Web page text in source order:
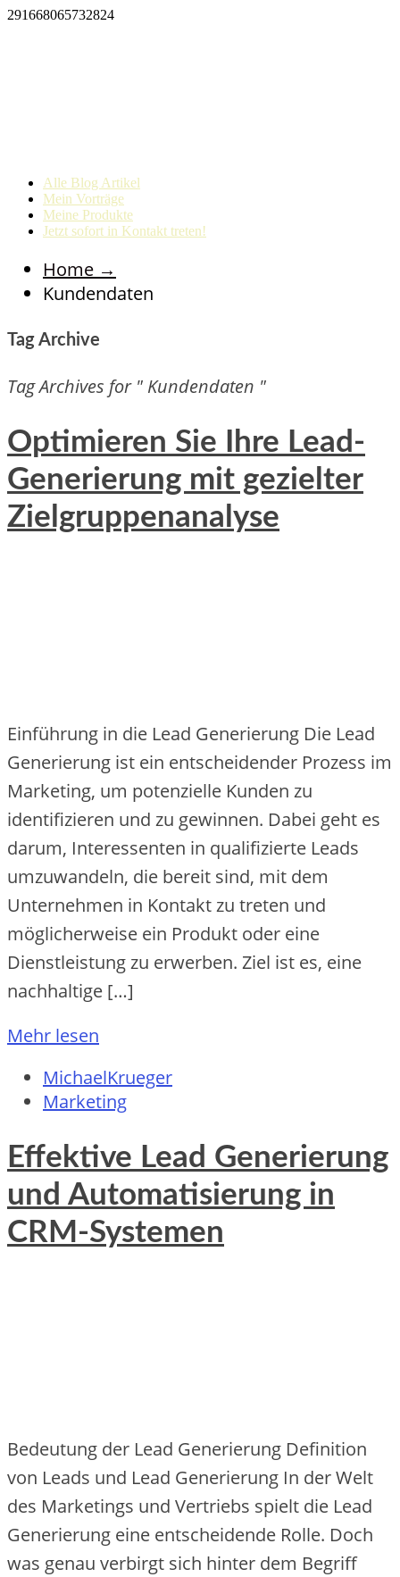
291668065732824
Alle Blog Artikel
Mein Vorträge
Meine Produkte
Jetzt sofort in Kontakt treten!
Home →
Kundendaten
Tag Archive
Tag Archives for " Kundendaten "
Optimieren Sie Ihre Lead-
Generierung mit gezielter
Zielgruppenanalyse
Einführung in die Lead Generierung Die Lead
Generierung ist ein entscheidender Prozess im
Marketing, um potenzielle Kunden zu
identifizieren und zu gewinnen. Dabei geht es
darum, Interessenten in qualifizierte Leads
umzuwandeln, die bereit sind, mit dem
Unternehmen in Kontakt zu treten und
möglicherweise ein Produkt oder eine
Dienstleistung zu erwerben. Ziel ist es, eine
nachhaltige […]
Mehr lesen
MichaelKrueger
Marketing
Effektive Lead Generierung
und Automatisierung in
CRM-Systemen
Bedeutung der Lead Generierung Definition
von Leads und Lead Generierung In der Welt
des Marketings und Vertriebs spielt die Lead
Generierung eine entscheidende Rolle. Doch
was genau verbirgt sich hinter dem Begriff